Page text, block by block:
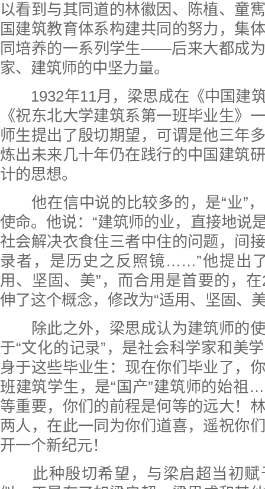
以看到与其同道的林徽因、陈植、童
国建筑教育体系构建共同的努力，集
同培养的一系列学生——后来大都成
家、建筑师的中坚力量。
1932年11月，梁思成在《中国建
《祝东北大学建筑系第一班毕业生》
师生提出了殷切期望，可谓是他三年
炼出未来几十年仍在践行的中国建筑
计的思想。
他在信中说的比较多的，是“业”，
使命。他说：“建筑师的业，直接地说
社会解决衣食住三者中住的问题，间
录者，是历史之反照镜……”他提出
用、坚固、美”，而合用是首要的，
伸了这个概念，修改为“适用、坚固、
除此之外，梁思成认为建筑师的使
于“文化的记录”，是社会科学家和美
身于这些毕业生：现在你们毕业了，
班建筑学生，是“国产”建筑师的始
等重要，你们的前程是何等的远大！
两人，在此一同为你们道喜，遥祝你
开一个新纪元！
此种殷切希望，与梁启超当初赋